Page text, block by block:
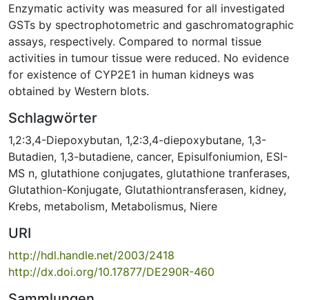
Enzymatic activity was measured for all investigated
GSTs by spectrophotometric and gaschromatographic
assays, respectively. Compared to normal tissue
activities in tumour tissue were reduced. No evidence
for existence of CYP2E1 in human kidneys was
obtained by Western blots.
Schlagwörter
1,2:3,4-Diepoxybutan, 1,2:3,4-diepoxybutane, 1,3-
Butadien, 1,3-butadiene, cancer, Episulfoniumion, ESI-
MS n, glutathione conjugates, glutathione tranferases,
Glutathion-Konjugate, Glutathiontransferasen, kidney,
Krebs, metabolism, Metabolismus, Niere
URI
http://hdl.handle.net/2003/2418
http://dx.doi.org/10.17877/DE290R-460